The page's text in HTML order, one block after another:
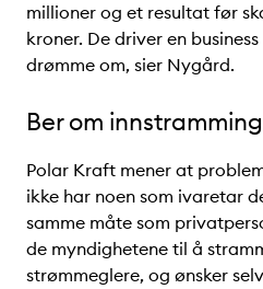
millioner og et resultat før
kroner. De driver en
drømme om, sier Nygård.
Ber om
Polar Kraft mener at
ikke har noen som ivaretar
samme måte som
de myndighetene til å
strømmeglere, og ønsker